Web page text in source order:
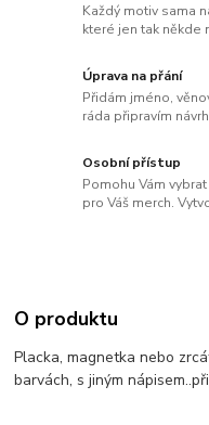
Každý motiv sama
které jen tak někde
Úprava na přání
Přidám jméno,
ráda připravím
Osobní přístup
Pomohu Vám
pro Váš merch.
O produktu
Placka, magnetka nebo
barvách, s jiným